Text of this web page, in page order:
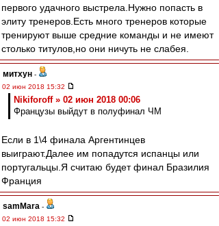
первого удачного выстрела.Нужно попасть в
элиту тренеров.Есть много тренеров которые
тренируют выше средние команды и не имеют
столько титулов,но они ничуть не слабея.
митхун -
02 июн 2018 15:32
Nikiforoff » 02 июн 2018 00:06
Французы выйдут в полуфинал ЧМ
Если в 1\4 финала Аргентинцев
выиграют.Далее им попадутся испанцы или
португальцы.Я считаю будет финал Бразилия
Франция
samMara -
02 июн 2018 15:32